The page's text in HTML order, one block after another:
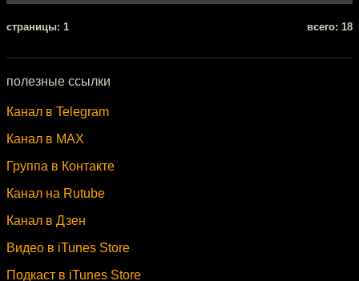
cтраницы: 1 всего: 18
полезные ссылки
Канал в Telegram
Канал в MAX
Группа в Контакте
Канал на Rutube
Канал в Дзен
Видео в iTunes Store
Подкаст в iTunes Store